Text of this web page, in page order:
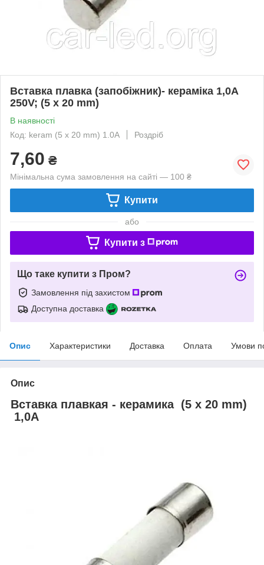
Вставка плавка (запобіжник)- кераміка 1,0A
250V; (5 x 20 mm)
В наявності
Код: keram (5 x 20 mm) 1.0A
Роздріб
7,60 ₴
Мінімальна сума замовлення на сайті — 100 ₴
Купити
або
Купити з
Що таке купити з Пром?
Замовлення під захистом
Доступна доставка
Опис Характеристики Доставка Оплата Умови
Опис
Вставка плавкая - керамика (5 x 20 mm)
1,0A